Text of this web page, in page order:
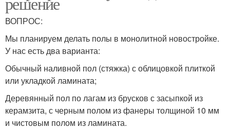
ВОПРОС:
Мы планируем делать полы в монолитной новостройке.
У нас есть два варианта:
Обычный наливной пол (стяжка) с облицовкой плиткой
или укладкой ламината;
Деревянный пол по лагам из брусков с засыпкой из
керамзита, с черным полом из фанеры толщиной 10 мм
и чистовым полом из ламината.